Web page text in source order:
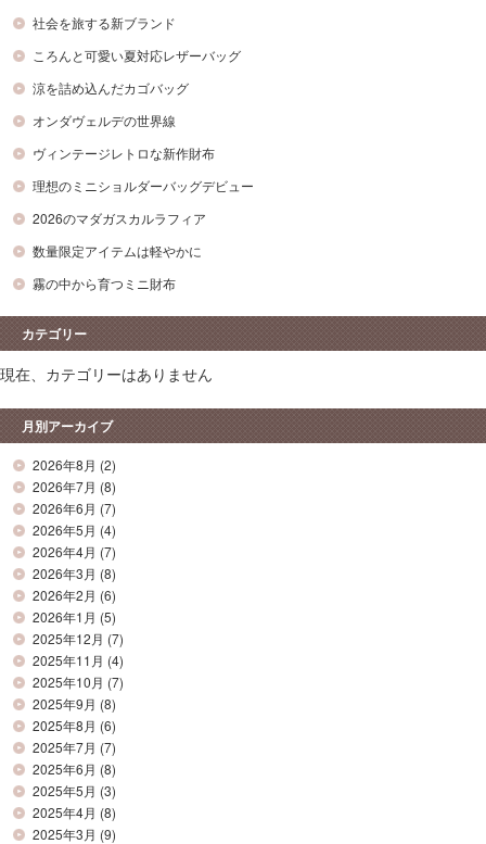
社会を旅する新ブランド
ころんと可愛い夏対応レザーバッグ
涼を詰め込んだカゴバッグ
オンダヴェルデの世界線
ヴィンテージレトロな新作財布
理想のミニショルダーバッグデビュー
2026のマダガスカルラフィア
数量限定アイテムは軽やかに
霧の中から育つミニ財布
カテゴリー
現在、カテゴリーはありません
月別アーカイブ
2026年8月 (2)
2026年7月 (8)
2026年6月 (7)
2026年5月 (4)
2026年4月 (7)
2026年3月 (8)
2026年2月 (6)
2026年1月 (5)
2025年12月 (7)
2025年11月 (4)
2025年10月 (7)
2025年9月 (8)
2025年8月 (6)
2025年7月 (7)
2025年6月 (8)
2025年5月 (3)
2025年4月 (8)
2025年3月 (9)